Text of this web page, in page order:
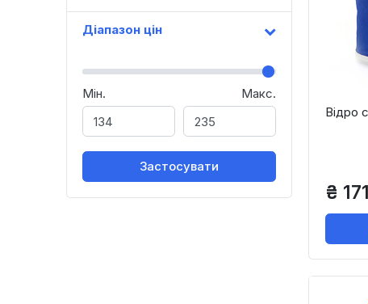
Діапазон цін
Мін. Макс.
Застосувати
Відро
₴